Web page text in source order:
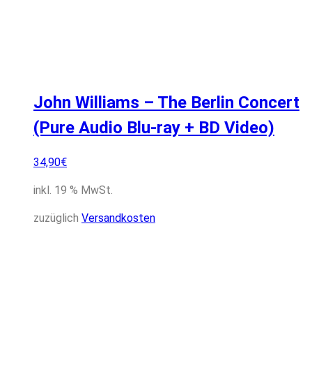
John Williams – The Berlin Concert
(Pure Audio Blu-ray + BD Video)
34,90€
inkl. 19 % MwSt.
zuzüglich Versandkosten